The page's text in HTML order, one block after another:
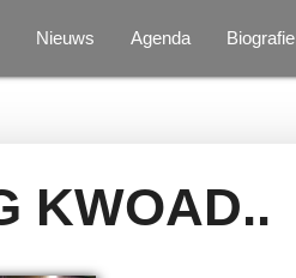
Nieuws Agenda Biografie
KWOAD..